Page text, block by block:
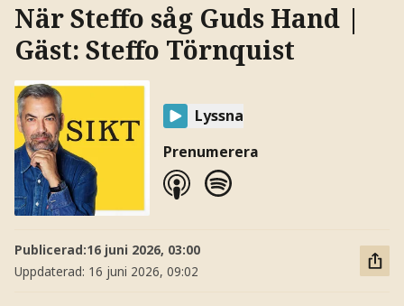
När Steffo såg Guds Hand |
Gäst: Steffo Törnquist
Lyssna
Prenumerera
Publicerad:16 juni 2026, 03:00
Uppdaterad: 16 juni 2026, 09:02